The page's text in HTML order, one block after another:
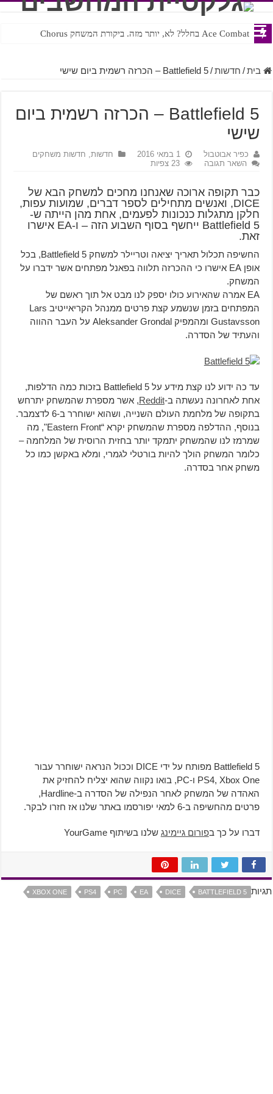
Ace Combat בחלל? לא, יותר מזה. ביקורת המשחק Chorus
Steven Universe והשירים שתורגמו בצורה נוראית לעברית
בית / חדשות / Battlefield 5 – הכרזה רשמית ביום שישי
Battlefield 5 – הכרזה רשמית ביום
שישי
כפיר אבוטבול 1 במאי 2016 חדשות, חדשות משחקים
השאר תגובה
23 צפיות
כבר תקופה ארוכה שאנחנו מחכים למשחק הבא של
DICE, ואנשים מתחילים לספר דברים, שמועות עפות,
חלקן מתגלות כנכונות לפעמים, אחת מהן הייתה ש-
Battlefield 5 ייחשף בסוף השבוע הזה – ו-EA אישרו
זאת.
החשיפה תכלול תאריך יציאה וטריילר למשחק Battlefield 5, בכל
אופן EA אישרו כי ההכרזה תלווה בפאנל מפתחים אשר ידברו על
המשחק.
EA אמרה שהאירוע כולו יספק לנו מבט אל תוך ראשם של
המפתחים בזמן שנשמע קצת פרטים ממנהל הקריאייטיב Lars
Gustavsson ומהמפיק Aleksander Grondal על העבר ההווה
והעתיד של הסדרה.
עד כה ידוע לנו קצת מידע על Battlefield 5 בזכות כמה הדלפות,
אחת לאחרונה נעשתה ב-Reddit, אשר מספרת שהמשחק יתרחש
בתקופה של מלחמת העולם השנייה, ושהוא ישוחרר ב-6 לדצמבר.
בנוסף, ההדלפה מספרת שהמשחק יקרא “Eastern Front", מה
שמרמז לנו שהמשחק יתמקד יותר בחזית הרוסית של המלחמה –
כלומר המשחק הולך להיות בורטלי לגמרי, ומלא באקשן כמו כל
משחק אחר בסדרה.
Battlefield 5 מפותח על ידי DICE וככול הנראה ישוחרר עבור
PS4, Xbox One ו-PC, בואו נקווה שהוא יצליח להחזיק את
האהדה של המשחק לאחר הנפילה של הסדרה ב-Hardline,
פרטים מהחשיפה ב-6 למאי יפורסמו באתר שלנו אז חזרו לבקר.
דברו על כך בפורום גיימינגשלנו בשיתוף YourGame
תגיות BATTLEFIELD 5
DICE
EA
PC
PS4
XBOX ONE